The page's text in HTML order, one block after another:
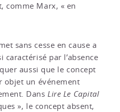
comme Marx, « en
sans cesse en cause a
caractérisé par l’absence
aussi que le concept
objet un événement
DansLire Le Capital
», le concept absent,